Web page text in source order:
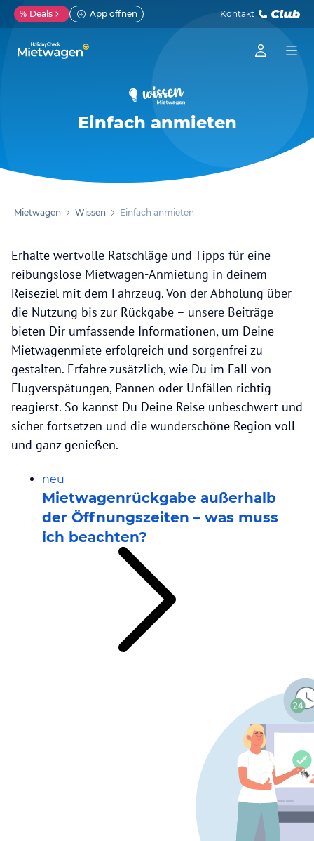
% Deals App öffnen Kontakt
Einfach anmieten
Mietwagen Wissen Einfach anmieten
Erhalte wertvolle Ratschläge und Tipps für eine
reibungslose Mietwagen-Anmietung in deinem
Reiseziel mit dem Fahrzeug. Von der Abholung über
die Nutzung bis zur Rückgabe – unsere Beiträge
bieten Dir umfassende Informationen, um Deine
Mietwagenmiete erfolgreich und sorgenfrei zu
gestalten. Erfahre zusätzlich, wie Du im Fall von
Flugverspätungen, Pannen oder Unfällen richtig
reagierst. So kannst Du Deine Reise unbeschwert und
sicher fortsetzen und die wunderschöne Region voll
und ganz genießen.
neu
Mietwagenrückgabe außerhalb
der Öffnungszeiten – was muss
ich beachten?